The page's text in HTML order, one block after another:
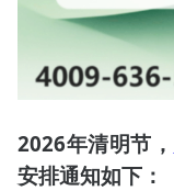
2026年清明节，
安排通知如下：